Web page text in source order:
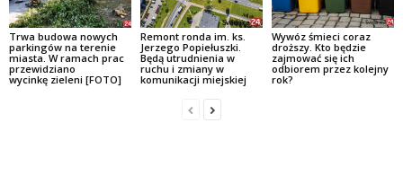
Trwa budowa nowych
parkingów na terenie
miasta. W ramach prac
przewidziano
wycinkę zieleni [FOTO]
Remont ronda im. ks.
Jerzego Popiełuszki.
Będą utrudnienia w
ruchu i zmiany w
komunikacji miejskiej
Wywóz śmieci coraz
droższy. Kto będzie
zajmować się ich
odbiorem przez kolejny
rok?